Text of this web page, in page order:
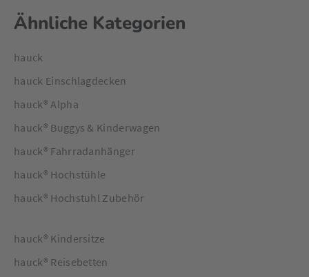
Ähnliche Kategorien
hauck
hauck Einschlagdecken
hauck® Alpha
hauck® Buggys & Kinderwagen
hauck® Fahrradanhänger
hauck® Hochstühle
hauck® Hochstuhl Zubehör
hauck® Kindersitze
hauck® Reisebetten